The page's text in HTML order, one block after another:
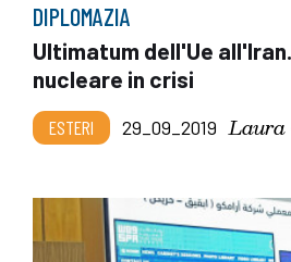
DIPLOMAZIA
Ultimatum dell'Ue
nucleare in crisi
ESTERI 29_09_2019